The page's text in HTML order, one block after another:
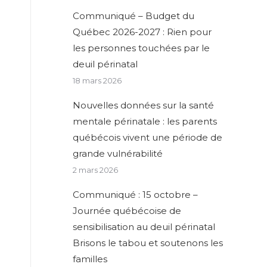
Communiqué – Budget du
Québec 2026-2027 : Rien pour
les personnes touchées par le
deuil périnatal
18 mars 2026
Nouvelles données sur la santé
mentale périnatale : les parents
québécois vivent une période de
grande vulnérabilité
2 mars 2026
Communiqué : 15 octobre –
Journée québécoise de
sensibilisation au deuil périnatal
Brisons le tabou et soutenons les
familles